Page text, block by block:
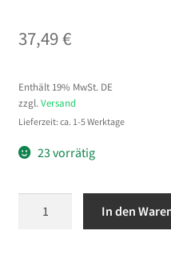
37,49€
Enthält 19% MwSt. DE
zzgl. Versand
Lieferzeit: ca. 1-5 Werktage
23 vorrätig
In den